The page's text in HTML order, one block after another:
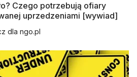
Czego potrzebują ofiary
uprzedzeniami [wywiad]
dla ngo.pl